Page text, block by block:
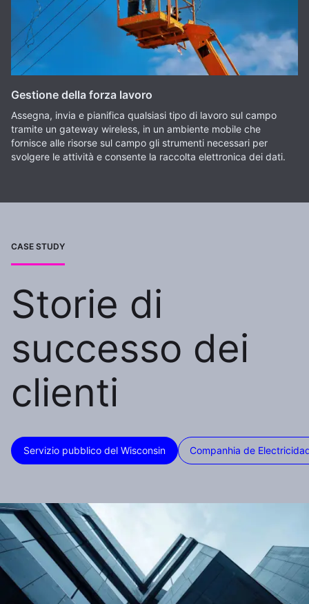
Gestione della forza lavoro
Assegna, invia e pianifica qualsiasi tipo di lavoro sul campo
tramite un gateway wireless, in un ambiente mobile che
fornisce alle risorse sul campo gli strumenti necessari per
svolgere le attività e consente la raccolta elettronica dei dati.
CASE STUDY
Storie di
successo dei
clienti
Servizio pubblico del Wisconsin Companhia de